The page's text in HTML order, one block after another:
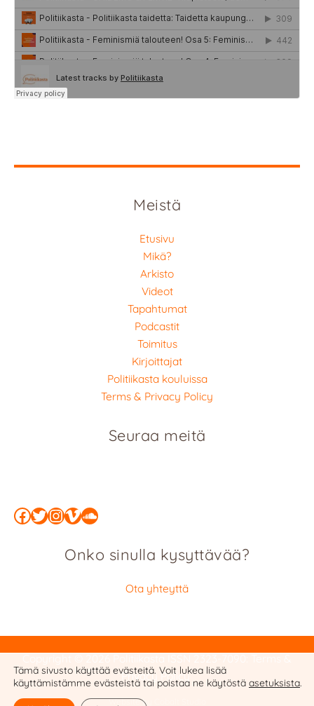
Meistä
Etusivu
Mikä?
Arkisto
Videot
Tapahtumat
Podcastit
Toimitus
Kirjoittajat
Politiikasta kouluissa
Terms & Privacy Policy
Seuraa meitä
Facebook
Twitter
Instagram
Vimeo
SoundCloud
Onko sinulla kysyttävää?
Ota yhteyttä
Privacy Policy
Website by Cobalt Studio
Tämä sivusto käyttää evästeitä. Voit lukea lisää
käyttämistämme evästeistä tai poistaa ne käytöstä asetuksista.